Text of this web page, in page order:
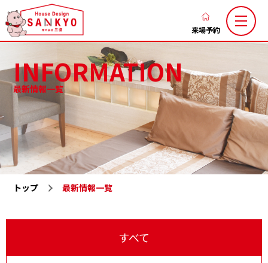
香
の
新
築
注
住
宅
な
ハ
来場予約
三協のこだわり 家づくりの流れ
ブログ お知らせ
お客様の声 土地お気に入り
施工お気に入り 注文住宅
LaxsⅡ
INFORMATION
最新情報一覧
トップ 最新情報一覧
すべて